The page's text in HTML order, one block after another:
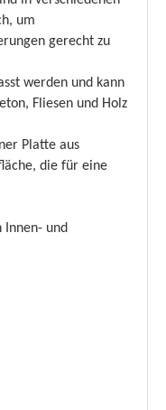
um
gerecht zu
werden und kann
Fliesen und Holz
Platte aus
die für eine
und